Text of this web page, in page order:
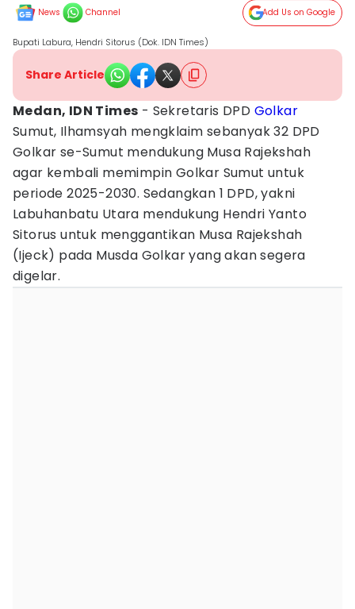
News Channel Add Us on Google
Bupati Labura, Hendri Sitorus (Dok. IDN Times)
Share Article
Medan, IDN Times - Sekretaris DPD Golkar
Sumut, Ilhamsyah mengklaim sebanyak 32 DPD
Golkar se-Sumut mendukung Musa Rajekshah
agar kembali memimpin Golkar Sumut untuk
periode 2025-2030. Sedangkan 1 DPD, yakni
Labuhanbatu Utara mendukung Hendri Yanto
Sitorus untuk menggantikan Musa Rajekshah
(Ijeck) pada Musda Golkar yang akan segera
digelar.